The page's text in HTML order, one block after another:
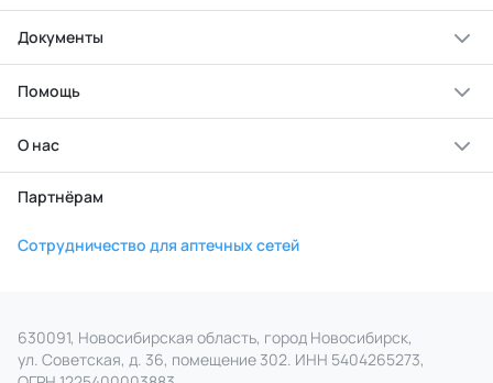
Документы
Помощь
О нас
Партнёрам
Сотрудничество для аптечных сетей
630091, Новосибирская область, город Новосибирск,
ул. Советская, д. 36, помещение 302. ИНН 5404265273,